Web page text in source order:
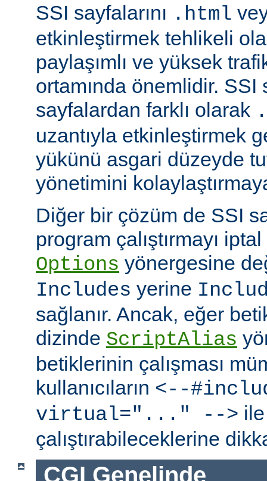
SSI sayfalarını .html
etkinleştirmek tehlikeli
paylaşımlı ve yüksek
ortamında önemlidir. SSI
sayfalardan farklı olarak
uzantıyla etkinleştirmek
yükünü asgari düzeyde
yönetimini
Diğer bir çözüm de SSI
program çalıştırmayı
Options yönergesine
Includes yerine
sağlanır. Ancak, eğer
dizinde ScriptAlias
betiklerinin çalışması
kullanıcıların <--
virtual="..." -->
çalıştırabileceklerine
CGI Genelinde